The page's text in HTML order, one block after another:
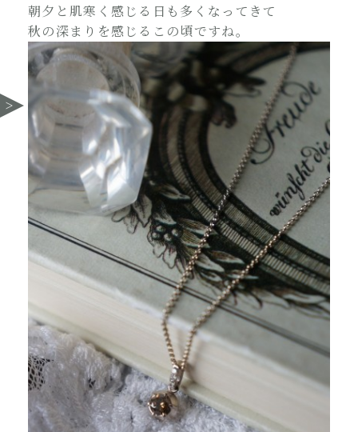
朝夕と肌寒く感じる日も多くなってきて
秋の深まりを感じるこの頃ですね。